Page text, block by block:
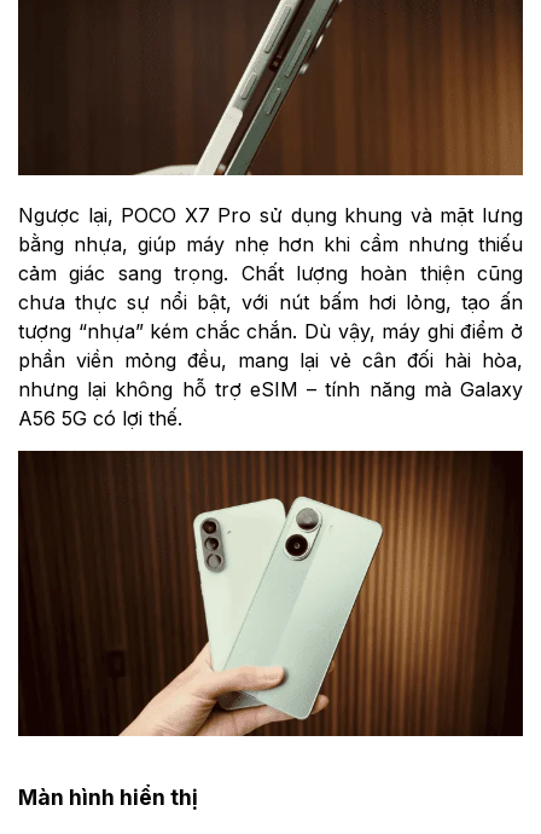
Ngược lại, POCO X7 Pro sử dụng khung và mặt lưng
bằng nhựa, giúp máy nhẹ hơn khi cầm nhưng thiếu
cảm giác sang trọng. Chất lượng hoàn thiện cũng
chưa thực sự nổi bật, với nút bấm hơi lỏng, tạo ấn
tượng “nhựa” kém chắc chắn. Dù vậy, máy ghi điểm ở
phần viền mỏng đều, mang lại vẻ cân đối hài hòa,
nhưng lại không hỗ trợ eSIM – tính năng mà Galaxy
A56 5G có lợi thế.
Màn hình hiển thị